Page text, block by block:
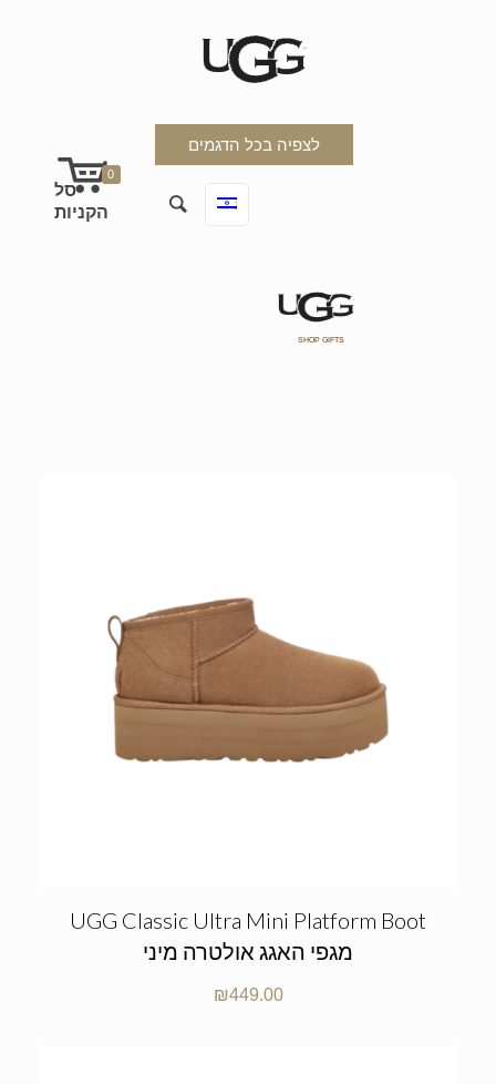
לצפיה בכל הדגמים
0
SHOP GIFTS
UGG Classic Ultra Mini Platform Boot
מגפי האגג אולטרה מיני
₪449.00